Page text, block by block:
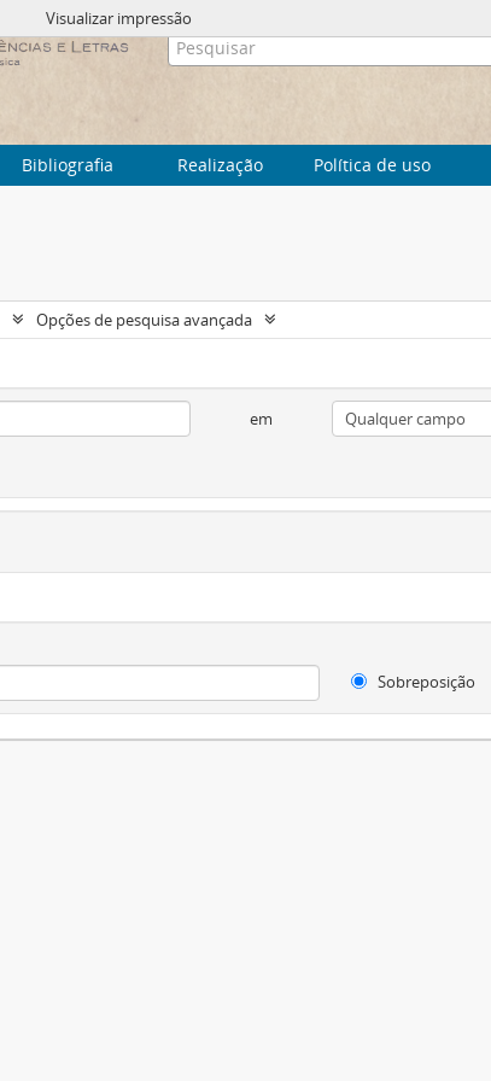
Bibliografia Realização Política de uso
Visualizar impressão
Opções de pesquisa avançada
em
Sobreposição